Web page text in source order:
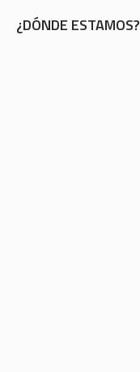
¿DÓNDE ESTAMOS?